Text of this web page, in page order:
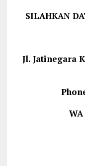
SILAHKAN
Jl. Jatinegara